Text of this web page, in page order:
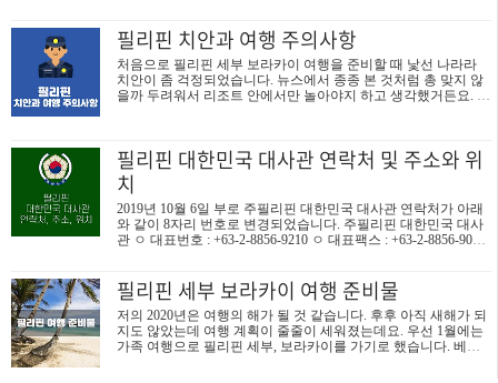
이 32°C 이상입니다. 일 년 중에 가장 더운 날은 5월 15일 경이며
가장 더울 때 평균 고온은 32°C, 저온은 26°C입니다. 12월 14일부
터 2월 20일까지 약 2.3개월간 선선한 계절이며 평균 온도가 30°C
이하 입니다. 일 년 중 가장 추운 날은 1월 20일 경이며 평균 저온
은 23°C, 고온은 29°C 입니다. 필리핀 (세부, 보라카이) 연간 날씨
필리핀 치안과 여행 주의사항
처음으로 필리핀 세부 보라카이 여행을 준비할 때 낯선 나라라
치안이 좀 걱정되었습니다. 뉴스에서 종종 본 것처럼 총 맞지 않
을까 두려워서 리조트 안에서만 놀아야지 하고 생각했거든요. 그
아니고 어느 나라나 나쁜 사람과 좋은 사람이 있기 때문에 꼭 총
이 아니더라도 조심할 것은 조심해야 한다는 것이죠 그래서 필리
핀은 세부, 보라카이, 클락, 마닐라 등 관광지가 많아 제가 죽기
전에 몇 번은 갈 것 같아서 우리와 다른 문화의 필리핀을 여행하
는데 주의할 점을 알아보았습니다. * * * 필리핀 입국 주의사항 1.
무례한 행동(arr..
필리핀 대한민국 대사관 연락처 및 주소와 위
치
2019년 10월 6일 부로 주필리핀 대한민국 대사관 연락처가 아래
와 같이 8자리 번호로 변경되었습니다. 주필리핀 대한민국 대사
관 ㅇ 대표번호 : +63-2-8856-9210 ㅇ 대표팩스 : +63-2-8856-9002,
a.go.kr ㅇ 홈페이지: http://overseas.mofa.go.kr/ph-ko/index.do ㅇ 주
소: 122 Upper McKinley Road, McKinley Town Center, Fort Bonifaci
o, Taguig city 1634, Philippines 주 필리핀 대한민국 대사관 세부..
필리핀 세부 보라카이 여행 준비물
저의 2020년은 여행의 해가 될 것 같습니다. 후후 아직 새해가 되
지도 않았는데 여행 계획이 줄줄이 세워졌는데요. 우선 1월에는
가족 여행으로 필리핀 세부, 보라카이를 가기로 했습니다. 베트